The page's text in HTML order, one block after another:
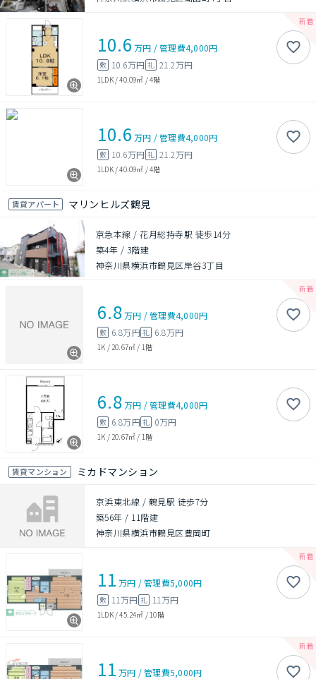
10.6 万円 /管理費4,000円
敷 10.6万円 礼 21.2万円
1LDK/40.09㎡ /4階
10.6 万円 /管理費4,000円
敷 10.6万円 礼 21.2万円
1LDK/40.09㎡ /4階
賃貸アパート マリンヒルズ鶴見
京急本線 / 花月総持寺駅 徒歩14分
築4年 / 3階建
神奈川県横浜市鶴見区岸谷3丁目
6.8万円 /管理費4,000円
敷 6.8万円礼 6.8万円
1K / 20.67㎡ / 1階
6.8万円 /管理費4,000円
敷 6.8万円礼 0万円
1K / 20.67㎡ / 1階
賃貸マンション ミカドマンション
京浜東北線 / 鶴見駅 徒歩7分
築56年 / 11階建
神奈川県横浜市鶴見区豊岡町
11 万円 /管理費5,000円
敷 11万円 礼 11万円
1LDK/45.24㎡ / 10階
11 万円 /管理費5,000円